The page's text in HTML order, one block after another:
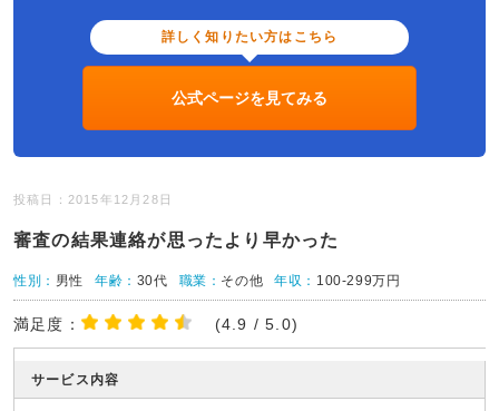
詳しく知りたい方はこちら
公式ページを見てみる
投稿日：2015年12月28日
審査の結果連絡が思ったより早かった
性別： 男性 年齢： 30代 職業： その他 年収： 100-299万円
満足度： (4.9 / 5.0)
サービス内容